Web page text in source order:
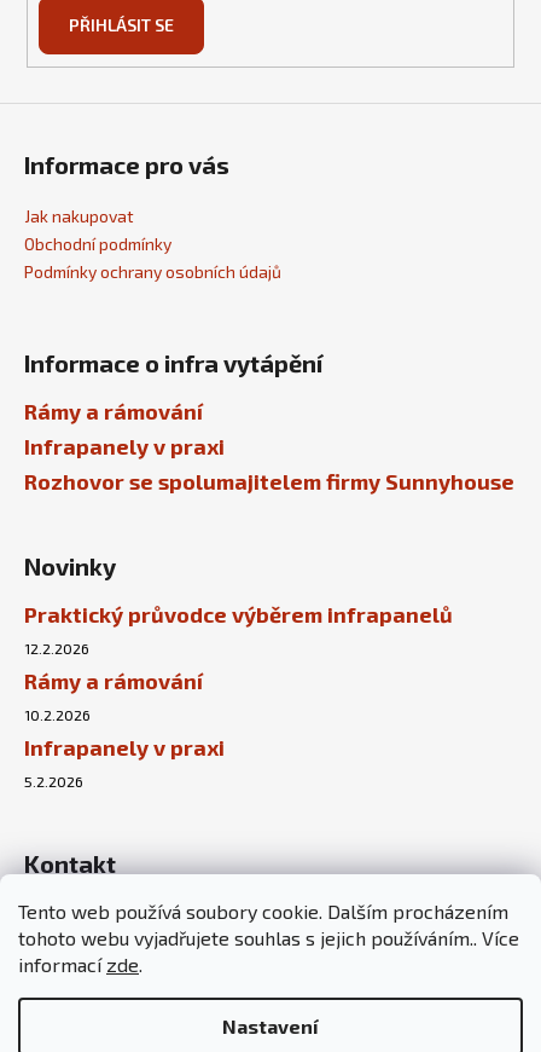
Tento web používá soubory cookie. Dalším procházením
tohoto webu vyjadřujete souhlas s jejich používáním.. Více
informací zde.
Nastavení
PŘIHLÁSIT SE
Informace pro vás
Jak nakupovat
Obchodní podmínky
Podmínky ochrany osobních údajů
Informace o infra vytápění
Rámy a rámování
Infrapanely v praxi
Rozhovor se spolumajitelem firmy Sunnyhouse
Novinky
Praktický průvodce výběrem infrapanelů
12.2.2026
Rámy a rámování
10.2.2026
Infrapanely v praxi
5.2.2026
Kontakt
info@sunnyhouse.cz
+420 737 451 167